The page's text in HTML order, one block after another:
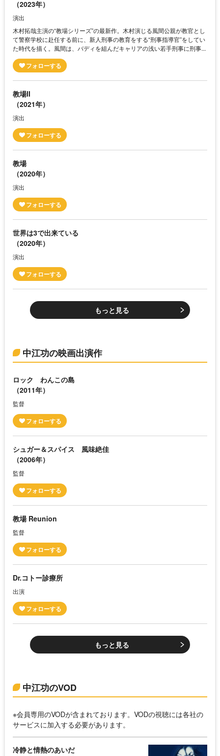
（2023年）
演出
木村拓哉主演の“教場シリーズ”の最新作。木村演じる風間公親が教官とし
て警察学校に赴任する前に、新人刑事の教育をする“刑事指導官”をしてい
た時代を描く。風間は、バディを組んだキャリアの浅い若手刑事に刑事...
教場II
（2021年）
演出
教場
（2020年）
演出
世界は3で出来ている
（2020年）
演出
もっと見る
中江功の映画出演作
ロック わんこの島
（2011年）
監督
シュガー＆スパイス 風味絶佳
（2006年）
監督
教場 Reunion
監督
Dr.コトー診療所
出演
もっと見る
中江功のVOD
※会員専用のVODが含まれております。VODの視聴には各社の
サービスに加入する必要があります。
冷静と情熱のあいだ